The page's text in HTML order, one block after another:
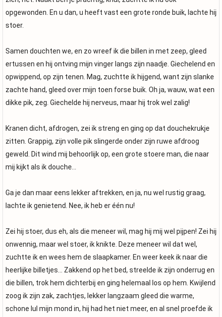
opgewonden. En u dan, u heeft vast een grote ronde buik, lachte hij
stoer.
Samen douchten we, en zo wreef ik die billen in met zeep, gleed
ertussen en hij ontving mijn vinger langs zijn naadje. Giechelend en
opwippend, op zijn tenen. Mag, zuchtte ik hijgend, want zijn slanke
zachte hand, gleed over mijn toen forse buik. Oh ja, wauw, wat een
dikke pik, zeg. Giechelde hij nerveus, maar hij trok wel zalig!
Kranen dicht, afdrogen, zei ik streng en ging op dat douchekrukje
zitten. Grappig, zijn volle pik slingerde onder zijn ruwe afdroog
geweld. Dit wind mij behoorlijk op, een grote stoere man, die naar
mij kijkt als ik douche…
Ga je dan maar eens lekker aftrekken, en ja, nu wel rustig graag,
lachte ik genietend. Nee, ik heb er één nu!
Zei hij stoer, dus eh, als die meneer wil, mag hij mij wel pijpen! Zei hij
onwennig, maar wel stoer, ik knikte. Deze meneer wil dat wel,
zuchtte ik en wees hem de slaapkamer. En weer keek ik naar die
heerlijke billetjes… Zakkend op het bed, streelde ik zijn onderrug en
die billen, trok hem dichterbij en ging helemaal los op hem. Kwijlend
zoog ik zijn zak, zachtjes, lekker langzaam gleed die warme,
schone lul mijn mond in, hij had het niet meer, en al snel proefde ik